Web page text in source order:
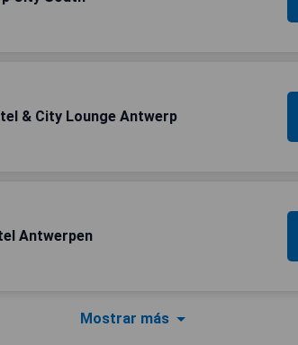
& City Lounge Antwerp
Antwerpen
Mostrar más